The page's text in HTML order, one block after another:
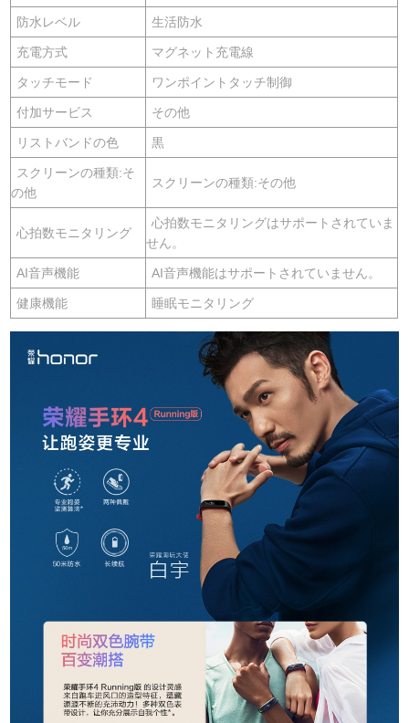
防水レベル 生活防水
充電方式 マグネット充電線
タッチモード ワンポイントタッチ制御
付加サービス その他
リストバンドの色 黒
スクリーンの種類:そ
の他
スクリーンの種類:その他
心拍数モニタリング
心拍数モニタリングはサポートされていま
せん。
AI音声機能 AI音声機能はサポートされていません。
健康機能 睡眠モニタリング